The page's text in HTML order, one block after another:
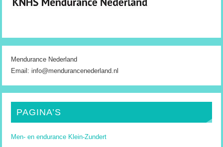
Mendurance Nederland
Email: info@mendurancenederland.nl
PAGINA’S
Men- en endurance Klein-Zundert